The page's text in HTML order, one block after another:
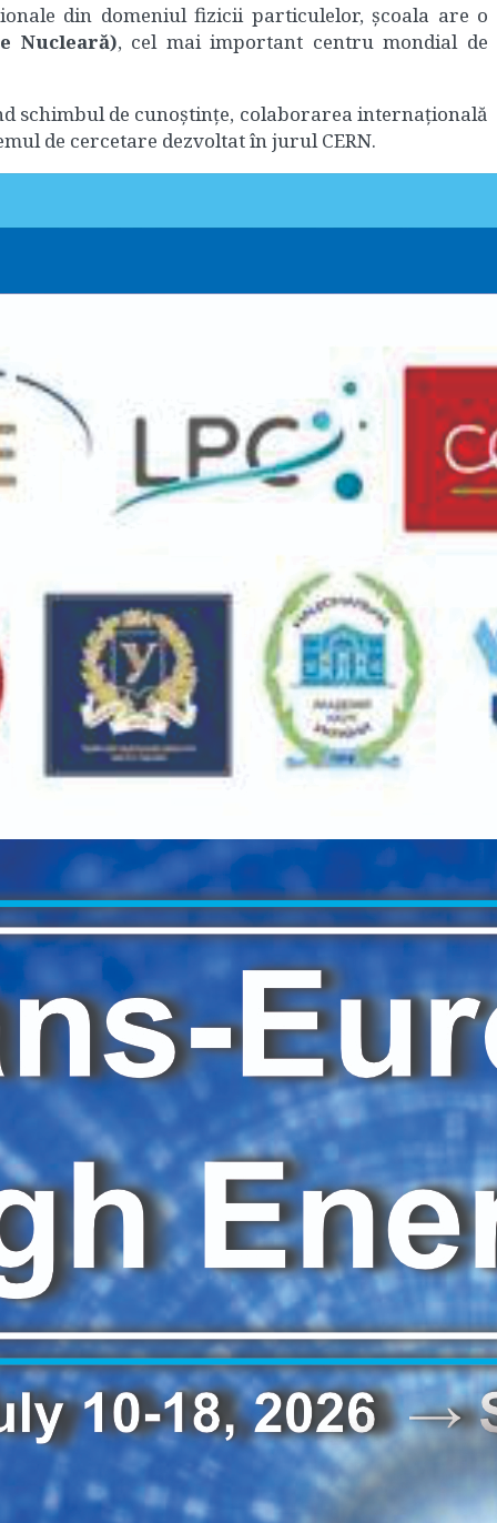
din domeniul fizicii particulelor, școala are o
Nucleară), cel mai important centru mondial de
schimbul de cunoștințe, colaborarea internațională
de cercetare dezvoltat în jurul CERN.